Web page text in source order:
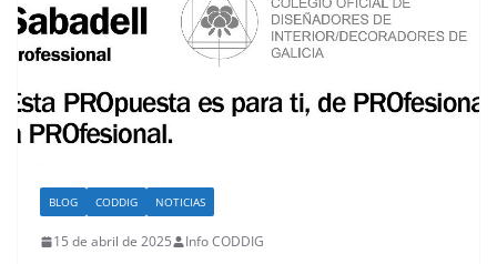
BLOG CODDIG NOTICIAS
15 de abril de 2025 Info CODDIG